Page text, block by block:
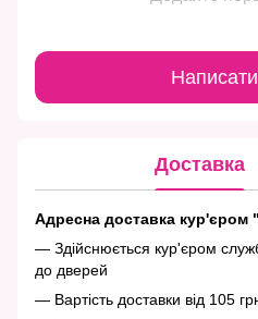
Написати
Доставка
Адресна доставка
— Здійснюється кур'єром
до дверей
— Вартість доставки від 105